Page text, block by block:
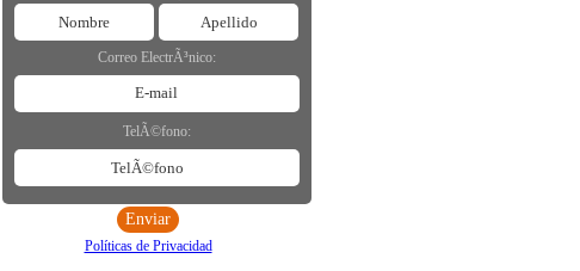
Correo ElectrÃ³nico:
TelÃ©fono:
Políticas de Privacidad